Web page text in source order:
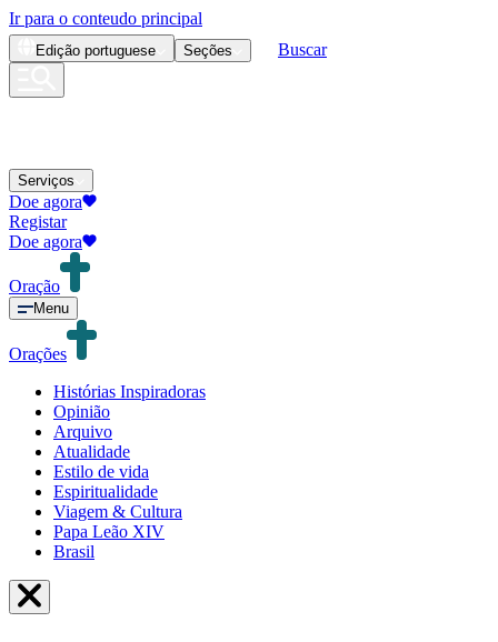
Ir para o conteudo principal
Edição portuguese Seções Buscar
Serviços
Doe agora
Registar
Doe agora
Oração
Menu
Orações
Histórias Inspiradoras
Opinião
Arquivo
Atualidade
Estilo de vida
Espiritualidade
Viagem & Cultura
Papa Leão XIV
Brasil